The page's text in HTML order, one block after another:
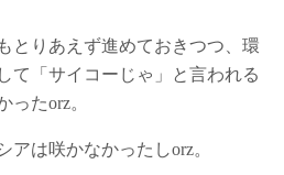
とりあえず進めておきつつ、環
て「サイコーじゃ」と言われる
ったorz。
は咲かなかったしorz。